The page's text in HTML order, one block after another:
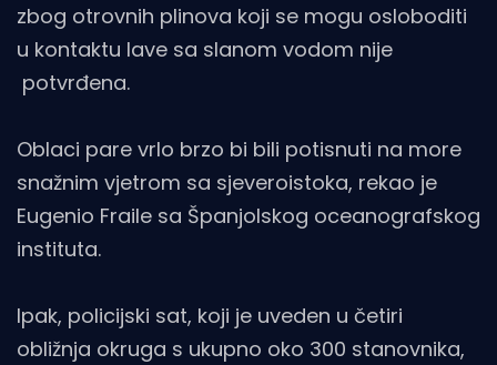
zbog otrovnih plinova koji se mogu osloboditi
u kontaktu lave sa slanom vodom nije
potvrđena.
Oblaci pare vrlo brzo bi bili potisnuti na more
snažnim vjetrom sa sjeveroistoka, rekao je
Eugenio Fraile sa Španjolskog oceanografskog
instituta.
Ipak, policijski sat, koji je uveden u četiri
obližnja okruga s ukupno oko 300 stanovnika,